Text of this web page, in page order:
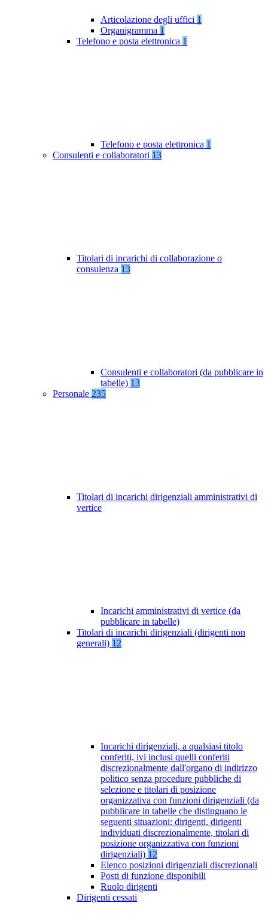
Articolazione degli uffici 1
Organigramma 1
Telefono e posta elettronica 1
Telefono e posta elettronica 1
Consulenti e collaboratori 13
Titolari di incarichi di collaborazione o
consulenza 13
Consulenti e collaboratori (da pubblicare in
tabelle) 13
Personale 235
Titolari di incarichi dirigenziali amministrativi di
vertice
Incarichi amministrativi di vertice (da
pubblicare in tabelle)
Titolari di incarichi dirigenziali (dirigenti non
generali) 12
Incarichi dirigenziali, a qualsiasi titolo
conferiti, ivi inclusi quelli conferiti
discrezionalmente dall'organo di indirizzo
politico senza procedure pubbliche di
selezione e titolari di posizione
organizzativa con funzioni dirigenziali (da
pubblicare in tabelle che distinguano le
seguenti situazioni: dirigenti, dirigenti
individuati discrezionalmente, titolari di
posizione organizzativa con funzioni
dirigenziali) 12
Elenco posizioni dirigenziali discrezionali
Posti di funzione disponibili
Ruolo dirigenti
Dirigenti cessati